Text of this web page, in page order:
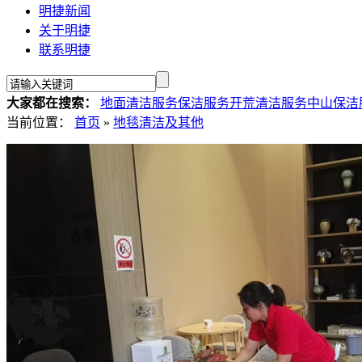
明捷新闻
关于明捷
联系明捷
大家都在搜索： 地面清洁服务保洁服务开荒清洁服务中山保洁
当前位置：
首页 » 地毯清洁及其他